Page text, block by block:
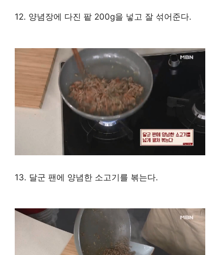
12. 양념장에 다진 팥 200g을 넣고 잘 섞어준다.
13. 달군 팬에 양념한 소고기를 볶는다.